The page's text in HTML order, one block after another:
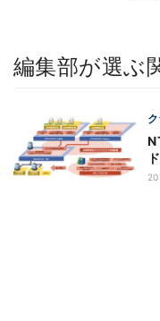
編集部が選ぶ